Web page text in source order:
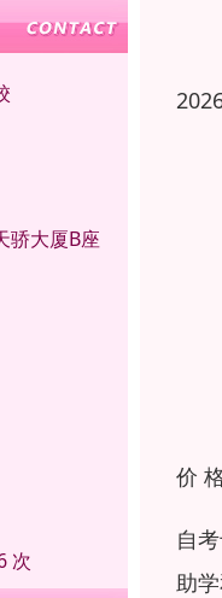
骄大厦B座
次
价
自
助